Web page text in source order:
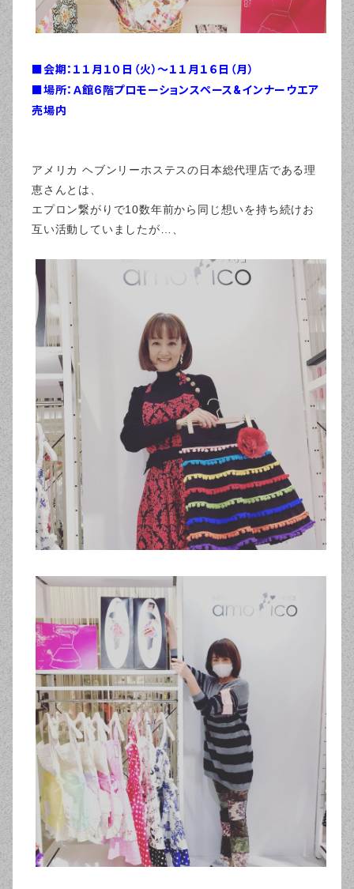
■会期：１１月１０日（火）～１１月１６日（月）
■場所：Ａ館6階プロモーションスペース&インナーウエア
売場内
アメリカ ヘブンリーホステスの日本総代理店である理
恵さんとは、
エプロン繋がりで10数年前から同じ想いを持ち続けお
互い活動していましたが…、